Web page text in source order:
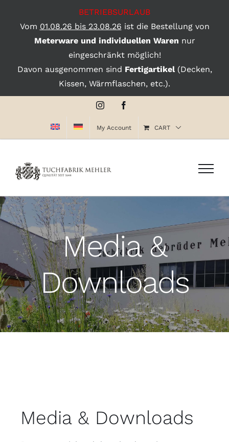
BETRIEBSURLAUB
Vom 01.08.26 bis 23.08.26 ist die Bestellung von
Meterware und individuellen Waren nur
eingeschränkt möglich!
Davon ausgenommen sind Fertigartikel(Decken,
Kissen, Wärmflaschen, etc.).
Instagram
My Account CART
Media &
Downloads
Media & Downloads